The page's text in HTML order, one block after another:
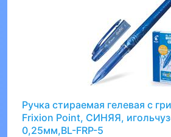
Ручка стираемая гелевая с
Frixion Point, СИНЯЯ,
0,25мм,BL-FRP-5